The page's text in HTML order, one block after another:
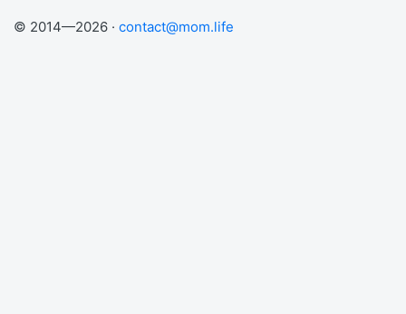
© 2014—2026 · contact@mom.life